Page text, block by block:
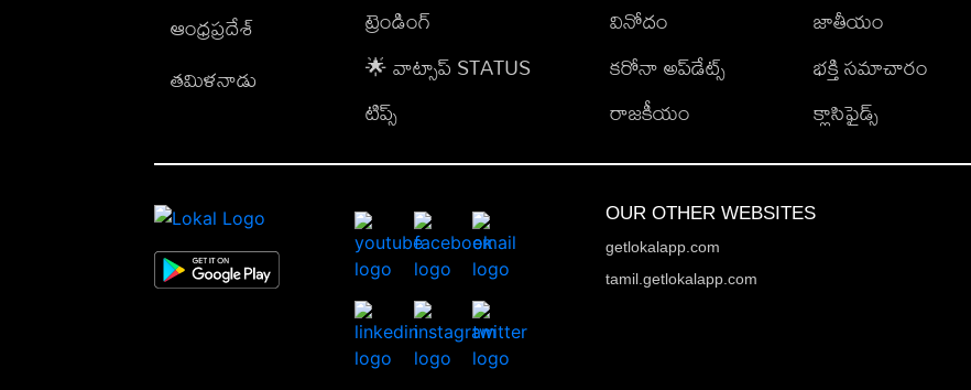
ఆంధ్రప్రదేశ్
తమిళనాడు
ట్రెండింగ్
🌟 వాట్సాప్ STATUS
టిప్స్
వినోదం
కరోనా అప్‌డేట్స్
రాజకీయం
జాతీయం
భక్తి సమాచారం
క్లాసిఫైడ్స్
OUR OTHER WEBSITES
getlokalapp.com
tamil.getlokalapp.com